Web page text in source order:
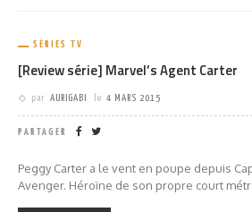
SÉRIES TV
[Review série] Marvel’s Agent Carter
par AURIGABI le 4 MARS 2015
PARTAGER
Peggy Carter a le vent en poupe depuis
Avenger. Héroïne de son propre court